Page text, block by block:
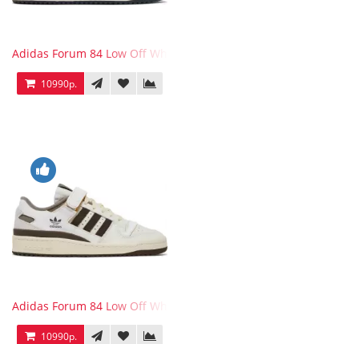
Adidas Forum 84 Low Off White Collegiate Navy
10990р.
Adidas Forum 84 Low Off White Brown
10990р.